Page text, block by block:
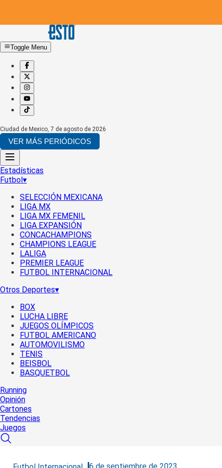
Toggle Menu
Ciudad de Mexico, 7 de agosto de 2026
VER MÁS PERIÓDICOS
Estadísticas
Futbol▾
SELECCIÓN MEXICANA
LIGA MX
LIGA MX FEMENIL
LIGA EXPANSIÓN
CONCACHAMPIONS
CHAMPIONS LEAGUE
LALIGA
PREMIER LEAGUE
FUTBOL INTERNACIONAL
Otros Deportes▾
BOX
LUCHA LIBRE
JUEGOS OLÍMPICOS
FUTBOL AMERICANO
AUTOMOVILISMO
TENIS
BEISBOL
BASQUETBOL
Running
Opinión
Cartones
Tendencias
Juegos